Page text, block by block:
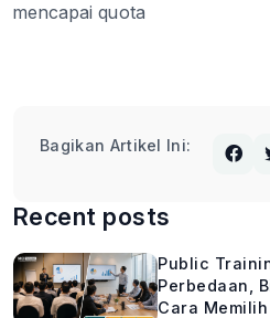
mencapai quota
Bagikan Artikel Ini:
Recent posts
Public
Perbedaan,
Cara Memilih